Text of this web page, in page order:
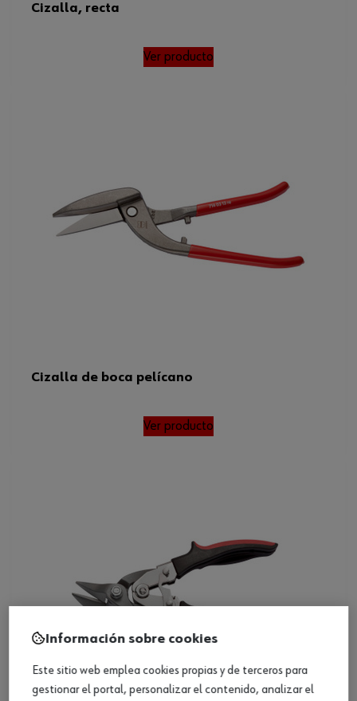
Cizalla, recta
Ver producto
Cizalla de boca pelícano
Ver producto
Información sobre cookies
Este sitio web emplea cookies propias y de terceros para
gestionar el portal, personalizar el contenido, analizar el